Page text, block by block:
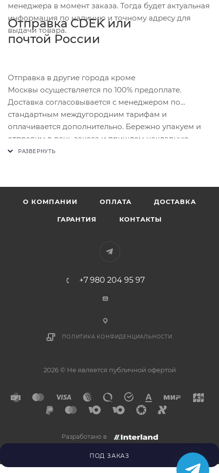
ПОД ЗАКАЗ
менеджера в момент заказа. Тогда будет актуальная
информация по наличию и точному адресу для
выдачи товара.
Отправка CDEK или
почтой России
Отправка в другие города кроме
Москвы осуществляется по 100% предоплате.
Доставка согласовывается с менеджером по
стандартным междугородним тарифам и
оплачивается дополнительно. Бережно упакуем и
отправим в день заказа и пришлем накладную.
О КОМПАНИИ ОПЛАТА ДОСТАВКА
ГАРАНТИЯ КОНТАКТЫ
+7 980 204 95 97
ПОЛИТИКА КОНФИДЕНЦИАЛЬНОСТИ
2026 © Не является публичной офертой
Разработано в
×
Напишите нам в
Telegram
Получите ответ прямо